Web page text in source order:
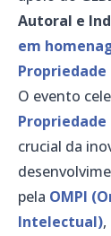
Autoral e
em
O evento
crucial da
pela OMPI
Intelectual)